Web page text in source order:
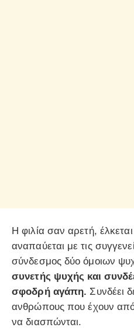
Η φιλία σαν αρετή,
αναπαύεται με τις
σύνδεσμος δύο όμοιων
συνετής ψυχής και
σφοδρή αγάπη. Συνδέει
ανθρώπους που έχουν
να διασπώνται.